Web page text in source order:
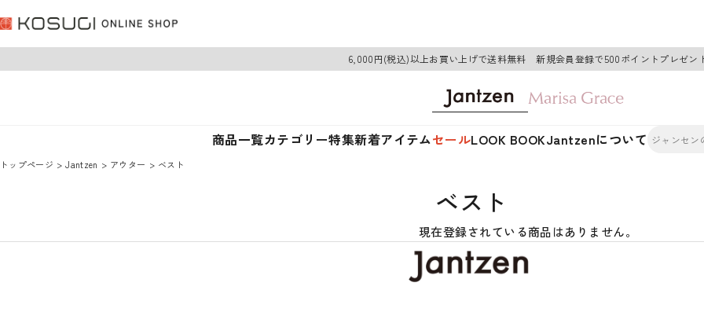
6,000円(税込)以上お買い上げで送料無料 新規会員登録で500ポイントプレゼン
商品一覧カテゴリー特集新着アイテムセールLOOK BOOKJantzenについて
トップページ Jantzen アウター ベスト
ベスト
現在登録されている商品はありません。